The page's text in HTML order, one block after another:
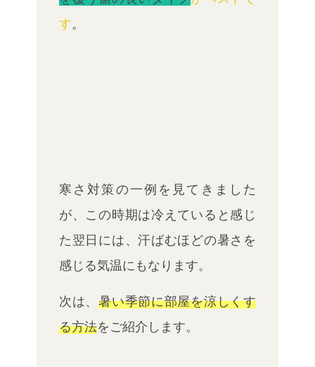
す。
寒さ対策の一例を見てきました
が、この時期は冷えていると感じ
た翌日には、汗ばむほどの暑さを
感じる気温にもなります。
次は、暑い季節に部屋を涼しくす
る方法をご紹介します。